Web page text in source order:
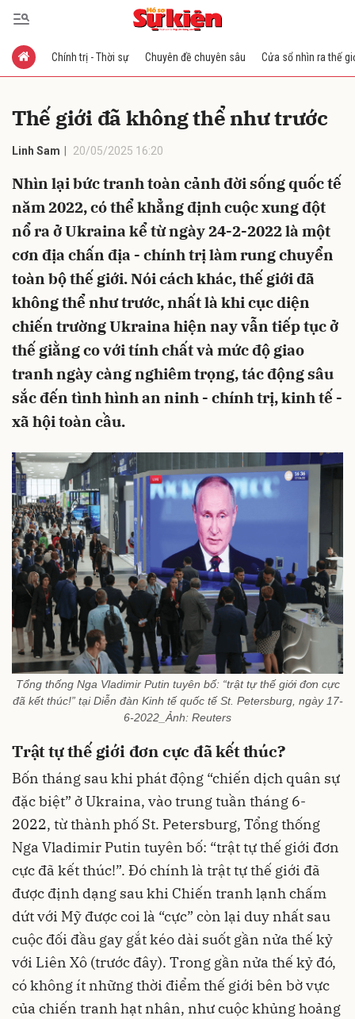
Chính trị - Thời sự Chuyên đề chuyên sâu Cửa sổ nhìn ra thế
Thế giới đã không thể như trước
Linh Sam 20/05/2025 16:20
Nhìn lại bức tranh toàn cảnh đời sống quốc tế
năm 2022, có thể khẳng định cuộc xung đột
nổ ra ở Ukraina kể từ ngày 24-2-2022 là một
cơn địa chấn địa - chính trị làm rung chuyển
toàn bộ thế giới. Nói cách khác, thế giới đã
không thể như trước, nhất là khi cục diện
chiến trường Ukraina hiện nay vẫn tiếp tục ở
thế giằng co với tính chất và mức độ giao
tranh ngày càng nghiêm trọng, tác động sâu
sắc đến tình hình an ninh - chính trị, kinh tế -
xã hội toàn cầu.
Tổng thống Nga Vladimir Putin tuyên bố: “trật tự thế giới đơn cực
đã kết thúc!” tại Diễn đàn Kinh tế quốc tế St. Petersburg, ngày 17-
6-2022_Ảnh: Reuters
Trật tự thế giới đơn cực đã kết thúc?
Bốn tháng sau khi phát động “chiến dịch quân sự
đặc biệt” ở Ukraina, vào trung tuần tháng 6-
2022, từ thành phố St. Petersburg, Tổng thống
Nga Vladimir Putin tuyên bố: “trật tự thế giới đơn
cực đã kết thúc!”. Đó chính là trật tự thế giới đã
được định dạng sau khi Chiến tranh lạnh chấm
dứt với Mỹ được coi là “cực” còn lại duy nhất sau
cuộc đối đầu gay gắt kéo dài suốt gần nửa thế kỷ
với Liên Xô (trước đây). Trong gần nửa thế kỷ đó,
có không ít những thời điểm thế giới bên bờ vực
của chiến tranh hạt nhân, như cuộc khủng hoảng
Gửi bình luận
Hủy Gửi